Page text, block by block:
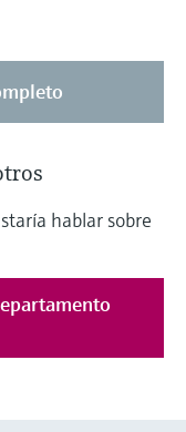
hablar sobre